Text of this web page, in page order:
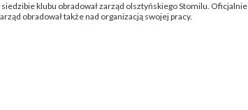
klubu obradował zarząd olsztyńskiego Stomilu. Oficjalnie
obradował także nad organizacją swojej pracy.